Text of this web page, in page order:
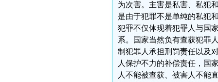
为次害。主害是私害、私犯
是由于犯罪不是单纯的私犯
犯罪不仅体现着犯罪人与国
系。国家当然负有查获犯罪
制犯罪人承担刑罚责任以及
人保护不力的补偿责任，国
人不能被查获、被害人不能